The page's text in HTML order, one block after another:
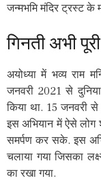
जन्मभमि मंदिर ट्रस्ट के
गिनती अभी
अयोध्या में भव्य राम
जनवरी 2021 से
किया था. 15 जनवरी
इस अभियान में ऐसे लोग
समर्पण कर सके. इस
चलाया गया जिसका
का रखा गया.